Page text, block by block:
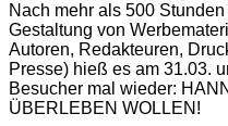
Nach mehr als 500
Gestaltung von
Autoren, Redakteuren,
Presse) hieß es am 31.03.
Besucher mal wieder:
ÜBERLEBEN WOLLEN!